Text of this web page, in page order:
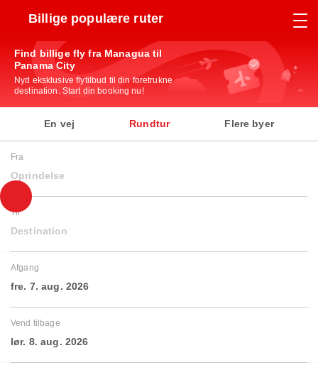
Billige populære ruter
Find billige fly fra Managua til
Panama City
Nyd eksklusive flytilbud til din foretrukne
destination. Start din booking nu!
En vej Rundtur Flere byer
Fra
Oprindelse
Til
Destination
Afgang
fre. 7. aug. 2026
Vend tilbage
lør. 8. aug. 2026